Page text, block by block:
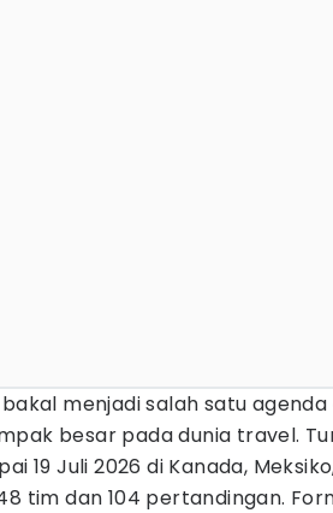
bakal menjadi salah satu
besar pada dunia travel.
19 Juli 2026 di Kanada,
tim dan 104 pertandingan.